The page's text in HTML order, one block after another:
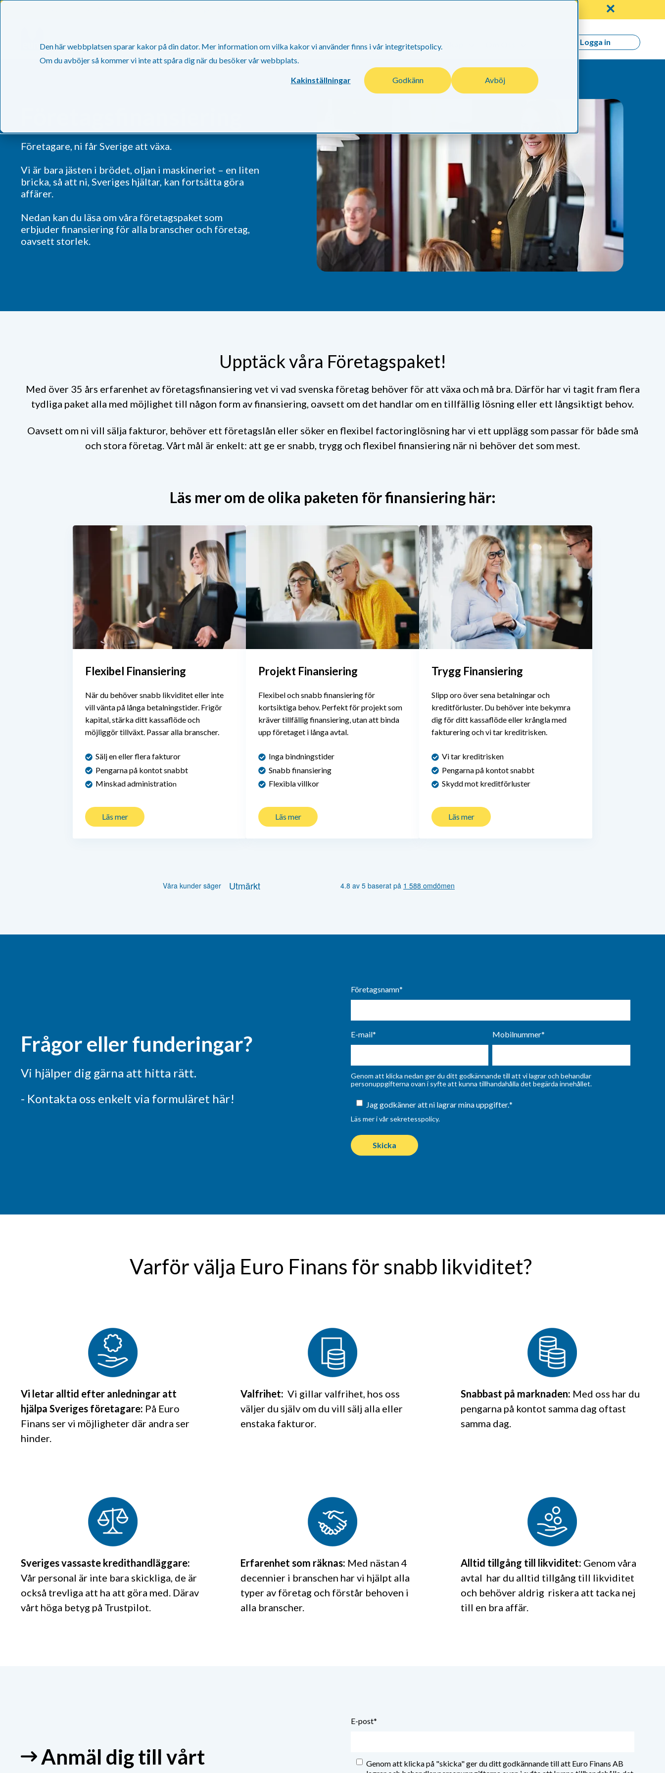
Den här webbplatsen sparar kakor på din dator. Mer information om vilka kakor vi använder finns i vår integritetspolicy.
Om du avböjer så kommer vi inte att spåra dig när du besöker vår webbplats.
Kakinställningar Godkänn Avböj
✕
046-31 20 20 Sälj Faktura Företagslån Factoring Kunskap Logga in
Företagare, ni får Sverige att växa.
Vi är bara jästen i brödet, oljan i maskineriet – en liten
bricka, så att ni, Sveriges hjältar, kan fortsätta göra
affärer.
Nedan kan du läsa om våra företagspaket som
erbjuder finansiering för alla branscher och företag,
oavsett storlek.
Upptäck våra Företagspaket!
Med över 35 års erfarenhet av företagsfinansiering vet vi vad svenska företag behöver för att växa och må bra. Därför har vi tagit fram flera
tydliga paket alla med möjlighet till någon form av finansiering, oavsett om det handlar om en tillfällig lösning eller ett långsiktigt behov.
Oavsett om ni vill sälja fakturor, behöver ett företagslån eller söker en flexibel factoringlösning har vi ett upplägg som passar för både små
och stora företag. Vårt mål är enkelt: att ge er snabb, trygg och flexibel finansiering när ni behöver det som mest.
Läs mer om de olika paketen för finansiering här:
Flexibel Finansiering
Närdu behöver snabb likviditet eller inte
vill vänta på långa betalningstider. Frigör
kapital, stärka ditt kassaflöde och
möjliggör tillväxt. Passar alla branscher.
Sälj en eller flera fakturor
Pengarna på kontot snabbt
Minskad administration
Läs mer
Projekt Finansiering
Flexibel och snabb finansiering för
kortsiktiga behov. Perfekt för projekt som
kräver tillfällig finansiering, utan att binda
upp företaget i långa avtal.
Inga bindningstider
Snabb finansiering
Flexibla villkor
Läs mer
Trygg Finansiering
Slipp oro över sena betalningar och
kreditförluster. Du behöver inte bekymra
dig för ditt kassaflöde eller krångla med
fakturering och vi tar kreditrisken.
Vi tar kreditrisken
Pengarna på kontot snabbt
Skydd mot kreditförluster
Läs mer
Frågor eller funderingar?
Vi hjälper dig gärna att hitta rätt.
- Kontakta oss enkelt via formuläret här!
Företagsnamn*
E-mail* Mobilnummer*
Genom att klicka nedan ger du ditt godkännande till att vi lagrar och behandlar
personuppgifterna ovan i syfte att kunna tillhandahålla det begärda innehållet.
Jag godkänner att ni lagrar mina uppgifter.*
Läs mer i vår sekretesspolicy.
Varför välja Euro Finans för snabb likviditet?
Vi letar alltid efter anledningar att
hjälpa Sveriges företagare: På Euro
Finans ser vi möjligheter där andra ser
hinder.
Valfrihet: Vi gillar valfrihet, hos oss
väljer du själv om du vill sälj alla eller
enstaka fakturor.
Snabbast på marknaden: Med oss har du
pengarna på kontot samma dag oftast
samma dag.
Sveriges vassaste kredithandläggare:
Vår personal är inte bara skickliga, de är
också trevliga att ha att göra med. Därav
vårt höga betyg på Trustpilot.
Erfarenhet som räknas: Med nästan 4
decennier i branschen har vi hjälpt alla
typer av företag och förstår behoven i
alla branscher.
Alltid tillgång till likviditet: Genom våra
avtal har du alltid tillgång till likviditet
och behöver aldrig riskera att tacka nej
till en bra affär.
Anmäl dig till vårt
E-post*
Genom att klicka på "skicka" ger du ditt godkännande till att Euro Finans AB